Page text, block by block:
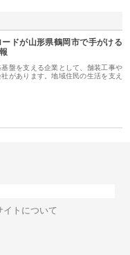
ドが山形県鶴岡市で手がける
盤を支える企業として、舗装工事や
があります。地域住民の生活を支え
イトについて